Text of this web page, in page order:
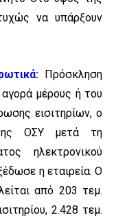
να υπάρξουν
Πρόσκληση
μέρους ή του
εισιτηρίων, ο
ΟΣΥ μετά τη
ηλεκτρονικού
η εταιρεία. Ο
από 203 τεμ.
2.428 τεμ.